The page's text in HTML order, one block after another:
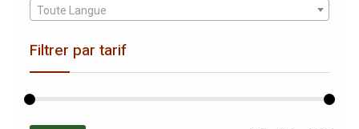
Toute Langue
Filtrer par tarif